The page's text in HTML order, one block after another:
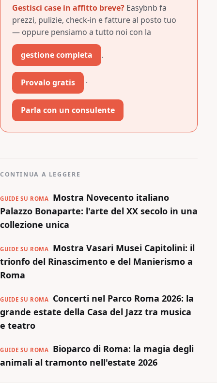
Gestisci case in affitto breve? Easybnb fa
prezzi, pulizie, check-in e fatture al posto tuo
— oppure pensiamo a tutto noi con la
gestione completa .
Provalo gratis ·
Parla con un consulente
CONTINUA A LEGGERE
GUIDE SU ROMA
Mostra Novecento italiano
Palazzo Bonaparte: l'arte del XX secolo in una
collezione unica
GUIDE SU ROMA
Mostra Vasari Musei Capitolini: il
trionfo del Rinascimento e del Manierismo a
Roma
GUIDE SU ROMA
Concerti nel Parco Roma 2026: la
grande estate della Casa del Jazz tra musica
e teatro
GUIDE SU ROMA
Bioparco di Roma: la magia degli
animali al tramonto nell'estate 2026